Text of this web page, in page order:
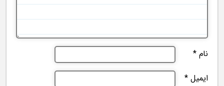
نام *
ایمیل *